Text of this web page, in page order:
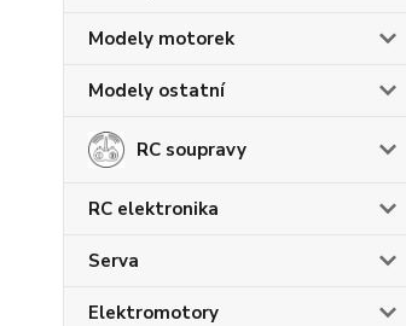
Modely motorek
Modely ostatní
RC soupravy
RC elektronika
Serva
Elektromotory